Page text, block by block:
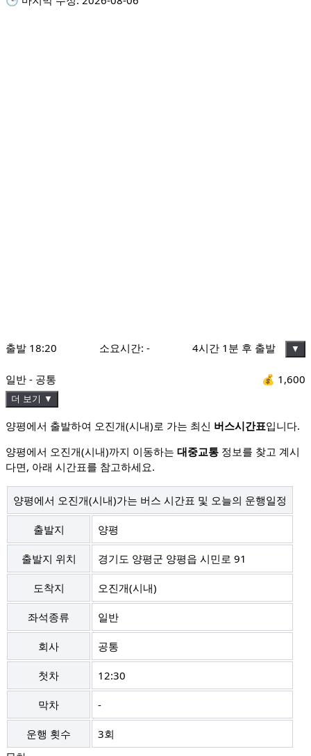
출발 18:20 소요시간: - 4시간 1분 후 출발 ▼
일반 - 공통 💰 1,600
더 보기 ▼
양평에서 출발하여 오진개(시내)로 가는 최신 버스시간표입니다.
양평에서 오진개(시내)까지 이동하는 대중교통 정보를 찾고 계시
다면, 아래 시간표를 참고하세요.
양평에서 오진개(시내)가는 버스 시간표 및 오늘의 운행일정
출발지 양평
출발지 위치 경기도 양평군 양평읍 시민로 91
도착지 오진개(시내)
좌석종류 일반
회사 공통
첫차 12:30
막차 -
운행 횟수 3회